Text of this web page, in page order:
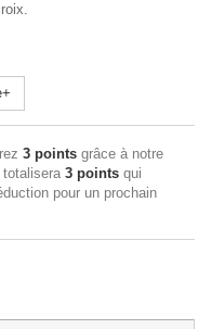
3 points grâce à notre
totalisera 3 points qui
pour un prochain